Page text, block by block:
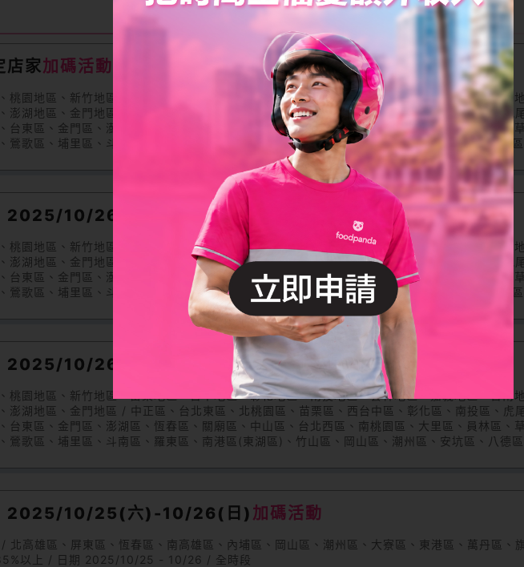
店家加碼活動
桃園地區、新竹地區、苗栗地區、台中地區、彰化地區、南投地區、雲林地區、嘉義地區、台南
澎湖地區、金門地區 / 中正區、台北東區、北桃園區、苗栗區、西台中區、彰化區、南投區、虎
台東區、金門區、澎湖區、恆春區、關廟區、中山區、台北西區、南桃園區、大里區、員林區、
鶯歌區、埔里區、斗南區、羅東區、南港區(東湖區)、竹山區、岡山區、潮州區、安坑區、八德
區、鹿港區、民雄區、善化區、萬丹區、淡水區、中壢區、竹南區、東勢區、北港區、旗山區、
楊梅區、龍潭區、和美區、三重區、大溪區、公館區、豐原區、三峽區、苑裡區、樹林區、大園
區、新屋區、新屋區、大甲區、安南區、礁溪區、瑞芳區、新店區、新營區、天母區、二林區、
大樹區、墾丁區、汐止區、佳里區、路竹區、中和區、深坑區、八里區、花壇區、林園區、福興
區、青埔區、東台中區 / 資格 無 / 日期 2026/01/22 - 01/31 / 全時段
】2025/10/26(日)-10/27(一)
桃園地區、新竹地區、苗栗地區、台中地區、彰化地區、南投地區、雲林地區、嘉義地區、台南
澎湖地區、金門地區 / 中正區、台北東區、北桃園區、苗栗區、西台中區、彰化區、南投區、虎
台東區、金門區、澎湖區、恆春區、關廟區、中山區、台北西區、南桃園區、大里區、員林區、
鶯歌區、埔里區、斗南區、羅東區、南港區(東湖區)、竹山區、岡山區、潮州區、安坑區、八德
區、鹿港區、民雄區、善化區、萬丹區、淡水區、中壢區、竹南區、東勢區、北港區、旗山區、
楊梅區、龍潭區、和美區、三重區、大溪區、公館區、豐原區、三峽區、苑裡區、樹林區、大園
區、新屋區、新屋區、大甲區、安南區、礁溪區、瑞芳區、新店區、新營區、天母區、二林區、
大樹區、墾丁區、汐止區、佳里區、路竹區、中和區、深坑區、八里區、花壇區、林園區、福興
區、青埔區、東台中區 / 資格 取單率>=85%以上 / 日期 2025/10/26 - 10/27 / 全時段
】2025/10/26(日)~10/27(一) 加碼活動
桃園地區、新竹地區、苗栗地區、台中地區、彰化地區、南投地區、雲林地區、嘉義地區、台南
澎湖地區、金門地區 / 中正區、台北東區、北桃園區、苗栗區、西台中區、彰化區、南投區、虎
台東區、金門區、澎湖區、恆春區、關廟區、中山區、台北西區、南桃園區、大里區、員林區、
鶯歌區、埔里區、斗南區、羅東區、南港區(東湖區)、竹山區、岡山區、潮州區、安坑區、八德
大樹區、墾丁區、汐止區、佳里區、路竹區、中和區、深坑區、八里區、花壇區、林園區、福興
區、青埔區、東台中區 / 資格 取單率>=85%以上 / 日期 2025/10/26 - 10/27 / 全時段
】2025/10/25(六)-10/26(日) 加碼活動
北高雄區、屏東區、恆春區、南高雄區、內埔區、岡山區、潮州區、大寮區、東港區、萬丹區、
以上 / 日期 2025/10/25 - 10/26 / 全時段